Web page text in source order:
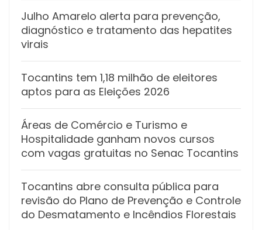
Julho Amarelo alerta para prevenção,
diagnóstico e tratamento das hepatites
virais
Tocantins tem 1,18 milhão de eleitores
aptos para as Eleições 2026
Áreas de Comércio e Turismo e
Hospitalidade ganham novos cursos
com vagas gratuitas no Senac Tocantins
Tocantins abre consulta pública para
revisão do Plano de Prevenção e Controle
do Desmatamento e Incêndios Florestais